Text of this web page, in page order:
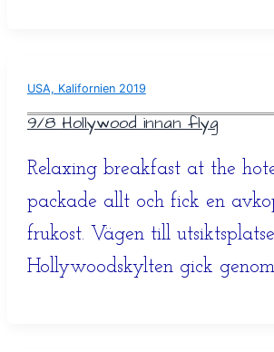
USA, Kalifornien 2019
9/8 Hollywood innan flyg
Relaxing breakfast at the
packade allt och fick en
frukost. Vägen till
Hollywoodskylten gick genom